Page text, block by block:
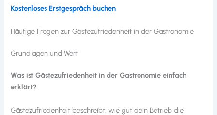
Kostenloses Erstgespräch buchen
Häufige Fragen zur Gästezufriedenheit in der Gastronomie
Grundlagen und Wert
Was ist Gästezufriedenheit in der Gastronomie einfach
erklärt?
Gästezufriedenheit beschreibt, wie gut dein Betrieb die